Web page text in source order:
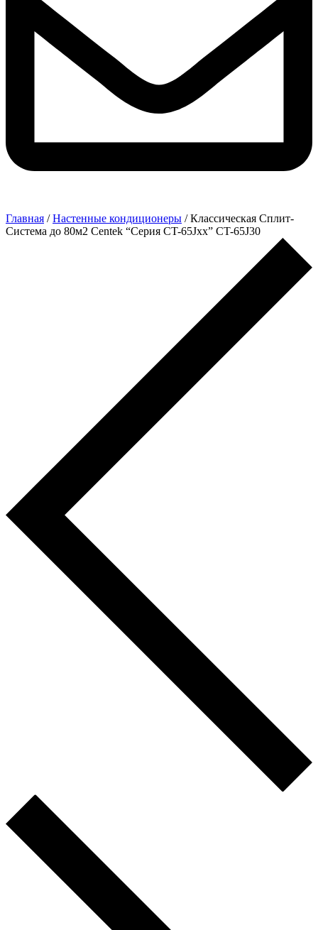
Главная /Настенные кондиционеры / Классическая Сплит-
Система до 80м2 Centek “Серия CT-65Jxx” CT-65J30